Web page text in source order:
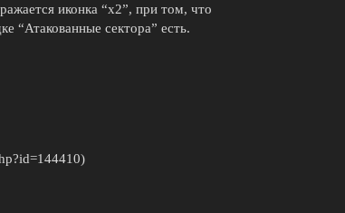
иконка “х2”, при том, что
“Атакованные сектора” есть.